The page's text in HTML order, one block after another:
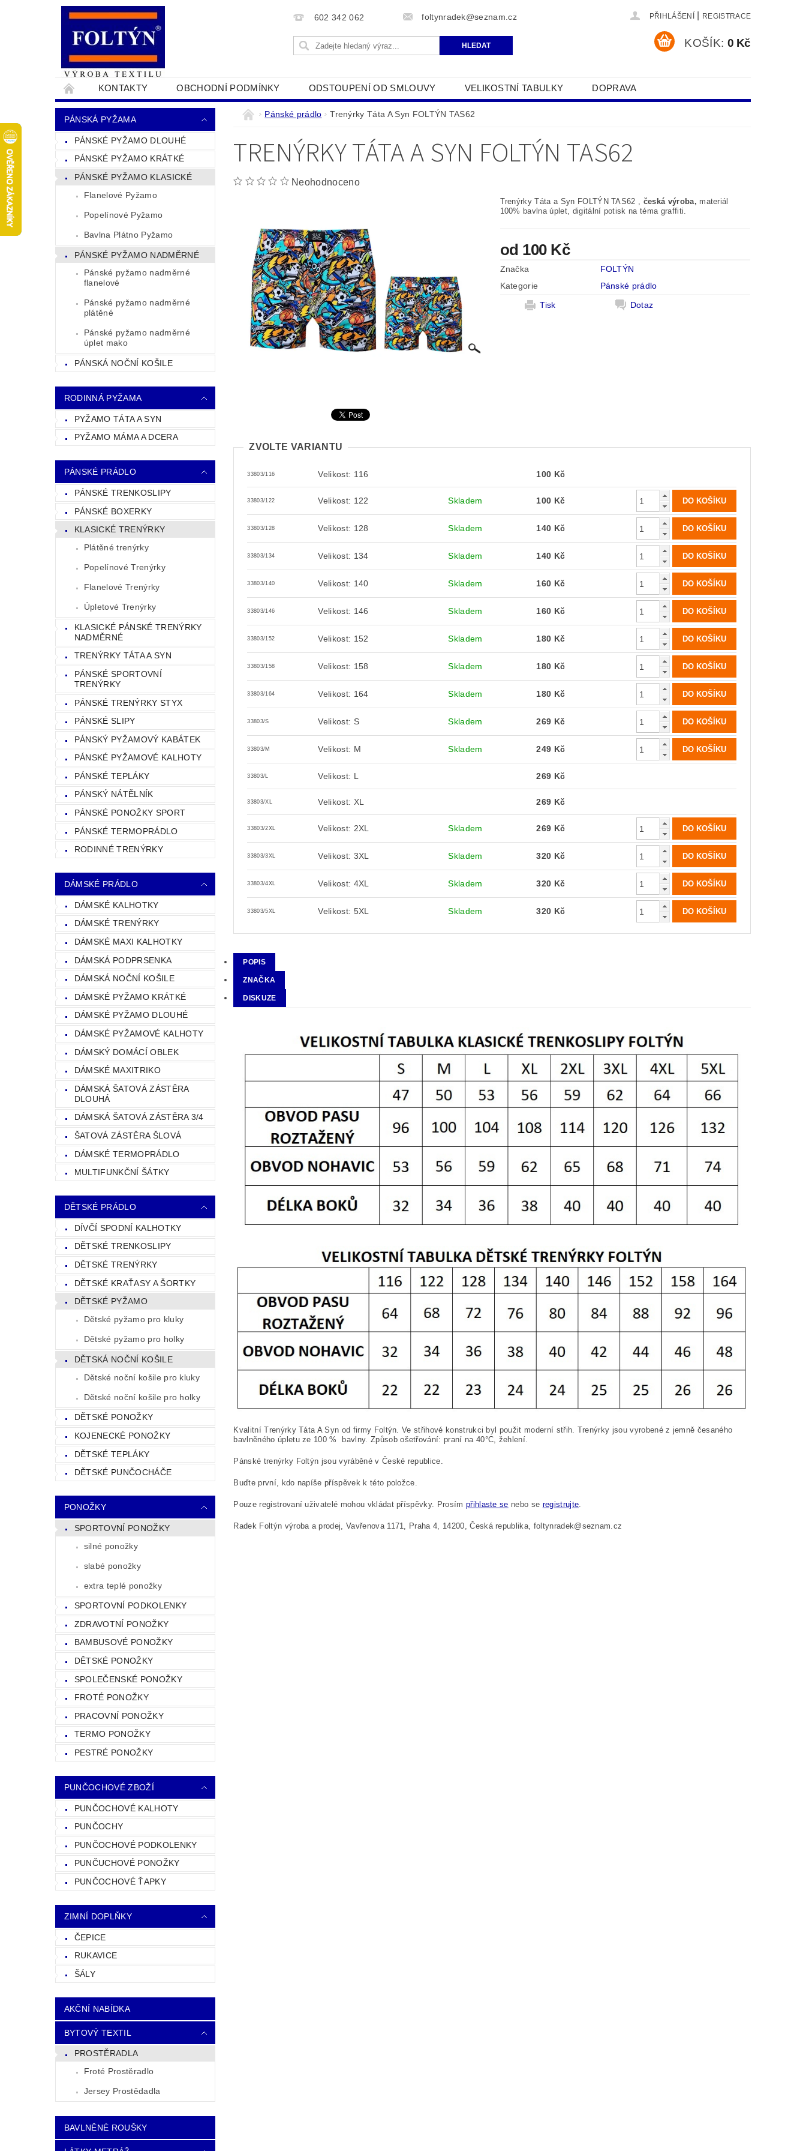
602 342 062 foltynradek@seznam.cz PŘIHLÁŠENÍ REGISTRACE
KOŠÍK: 0 Kč
KONTAKTY OBCHODNÍ PODMÍNKY ODSTOUPENÍ OD SMLOUVY VELIKOSTNÍ TABULKY DOPRAVA
PRO OBCHODNÍKY NAPIŠTE NÁM JAK POUŽÍVÁME COOKIES PODMÍNKY OCHRANY OSOBNÍCH ÚDAJŮ
PÁNSKÁ PYŽAMA
PÁNSKÉ PYŽAMO DLOUHÉ
PÁNSKÉ PYŽAMO KRÁTKÉ
PÁNSKÉ PYŽAMO KLASICKÉ
Flanelové Pyžamo
Popelínové Pyžamo
Bavlna Plátno Pyžamo
PÁNSKÉ PYŽAMO NADMĚRNÉ
Pánské pyžamo nadměrné
flanelové
Pánské pyžamo nadměrné
plátěné
Pánské pyžamo nadměrné
úplet mako
PÁNSKÁ NOČNÍ KOŠILE
RODINNÁ PYŽAMA
PYŽAMO TÁTA A SYN
PYŽAMO MÁMA A DCERA
PÁNSKÉ PRÁDLO
PÁNSKÉ TRENKOSLIPY
PÁNSKÉ BOXERKY
KLASICKÉ TRENÝRKY
Plátěné trenýrky
Popelínové Trenýrky
Flanelové Trenýrky
Úpletové Trenýrky
KLASICKÉ PÁNSKÉ TRENÝRKY
NADMĚRNÉ
TRENÝRKY TÁTA A SYN
PÁNSKÉ SPORTOVNÍ
TRENÝRKY
PÁNSKÉ TRENÝRKY STYX
PÁNSKÉ SLIPY
PÁNSKÝ PYŽAMOVÝ KABÁTEK
PÁNSKÉ PYŽAMOVÉ KALHOTY
PÁNSKÉ TEPLÁKY
PÁNSKÝ NÁTĚLNÍK
PÁNSKÉ PONOŽKY SPORT
PÁNSKÉ TERMOPRÁDLO
RODINNÉ TRENÝRKY
DÁMSKÉ PRÁDLO
DÁMSKÉ KALHOTKY
DÁMSKÉ TRENÝRKY
DÁMSKÉ MAXI KALHOTKY
DÁMSKÁ PODPRSENKA
DÁMSKÁ NOČNÍ KOŠILE
DÁMSKÉ PYŽAMO KRÁTKÉ
DÁMSKÉ PYŽAMO DLOUHÉ
DÁMSKÉ PYŽAMOVÉ KALHOTY
DÁMSKÝ DOMÁCÍ OBLEK
DÁMSKÉ MAXITRIKO
DÁMSKÁ ŠATOVÁ ZÁSTĚRA
DLOUHÁ
DÁMSKÁ ŠATOVÁ ZÁSTĚRA 3/4
ŠATOVÁ ZÁSTĚRA ŠLOVÁ
DÁMSKÉ TERMOPRÁDLO
MULTIFUNKČNÍ ŠÁTKY
DĚTSKÉ PRÁDLO
DÍVČÍ SPODNÍ KALHOTKY
DĚTSKÉ TRENKOSLIPY
DĚTSKÉ TRENÝRKY
DĚTSKÉ KRAŤASY A ŠORTKY
DĚTSKÉ PYŽAMO
Dětské pyžamo pro kluky
Dětské pyžamo pro holky
DĚTSKÁ NOČNÍ KOŠILE
Dětské noční košile pro kluky
Dětské noční košile pro holky
DĚTSKÉ PONOŽKY
KOJENECKÉ PONOŽKY
DĚTSKÉ TEPLÁKY
DĚTSKÉ PUNČOCHÁČE
PONOŽKY
SPORTOVNÍ PONOŽKY
silné ponožky
slabé ponožky
extra teplé ponožky
SPORTOVNÍ PODKOLENKY
ZDRAVOTNÍ PONOŽKY
BAMBUSOVÉ PONOŽKY
DĚTSKÉ PONOŽKY
SPOLEČENSKÉ PONOŽKY
FROTÉ PONOŽKY
PRACOVNÍ PONOŽKY
TERMO PONOŽKY
PESTRÉ PONOŽKY
PUNČOCHOVÉ ZBOŽÍ
PUNČOCHOVÉ KALHOTY
PUNČOCHY
PUNČOCHOVÉ PODKOLENKY
PUNČUCHOVÉ PONOŽKY
PUNČOCHOVÉ ŤAPKY
ZIMNÍ DOPLŇKY
ČEPICE
RUKAVICE
ŠÁLY
AKČNÍ NABÍDKA
BYTOVÝ TEXTIL
PROSTĚRADLA
Froté Prostěradlo
Jersey Prostědadla
BAVLNĚNÉ ROUŠKY
Pánské prádlo Trenýrky Táta A Syn FOLTÝN TAS62
TRENÝRKY TÁTA A SYN FOLTÝN TAS62
Neohodnoceno
Trenýrky Táta a Syn FOLTÝN TAS62 , česká výroba, materiál
100% bavlna úplet, digitální potisk na téma graffiti.
od 100 Kč
Značka
FOLTÝN
Kategorie
Pánské prádlo
Tisk
Dotaz
ZVOLTE VARIANTU
33803/116 Velikost: 116 100 Kč
33803/122 Velikost: 122 Skladem 100 Kč
33803/128 Velikost: 128 Skladem 140 Kč
33803/134 Velikost: 134 Skladem 140 Kč
33803/140 Velikost: 140 Skladem 160 Kč
33803/146 Velikost: 146 Skladem 160 Kč
33803/152 Velikost: 152 Skladem 180 Kč
33803/158 Velikost: 158 Skladem 180 Kč
33803/164 Velikost: 164 Skladem 180 Kč
33803/S Velikost: S Skladem 269 Kč
33803/M Velikost: M Skladem 249 Kč
33803/L Velikost: L 269 Kč
33803/XL Velikost: XL 269 Kč
33803/2XL Velikost: 2XL Skladem 269 Kč
33803/3XL Velikost: 3XL Skladem 320 Kč
33803/4XL Velikost: 4XL Skladem 320 Kč
33803/5XL Velikost: 5XL Skladem 320 Kč
POPIS
ZNAČKA
DISKUZE
Kvalitní Trenýrky Táta A Syn od firmy Foltýn. Ve střihové konstrukci byl použit moderní střih. Trenýrky jsou vyrobené z jemně česaného
bavlněného úpletu ze 100 % bavlny. Způsob ošetřování: praní na 40°C, žehlení.
Pánské trenýrky Foltýn jsou vyráběné v České republice.
Buďte první, kdo napíše příspěvek k této položce.
Pouze registrovaní uživatelé mohou vkládat příspěvky. Prosím přihlaste se nebo se registrujte
Radek Foltýn výroba a prodej, Vavřenova 1171, Praha 4, 14200, Česká republika, foltynradek@seznam.cz